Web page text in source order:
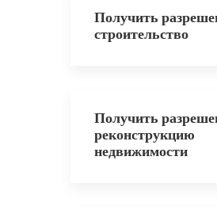
Получить
строительство
Получить
реконструкцию
недвижимости